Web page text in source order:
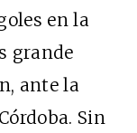
en la
grande
ante la
Sin